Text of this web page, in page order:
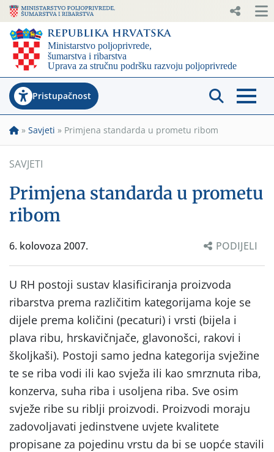
Pristupačnost
» Savjeti » Primjena standarda u prometu ribom
SAVJETI
Primjena standarda u prometu
ribom
6. kolovoza 2007. PODIJELI
U RH postoji sustav klasificiranja proizvoda
ribarstva prema različitim kategorijama koje se
dijele prema količini (pecaturi) i vrsti (bijela i
plava ribu, hrskavičnjače, glavonošci, rakovi i
školjkaši). Postoji samo jedna kategorija svježine
te se riba vodi ili kao svježa ili kao smrznuta riba,
konzerva, suha riba i usoljena riba. Sve osim
svježe ribe su riblji proizvodi. Proizvodi moraju
zadovoljavati jedinstvene uvjete kvalitete
propisane za pojedinu vrstu da bi se uopće stavili